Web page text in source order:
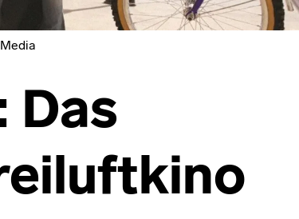
Das